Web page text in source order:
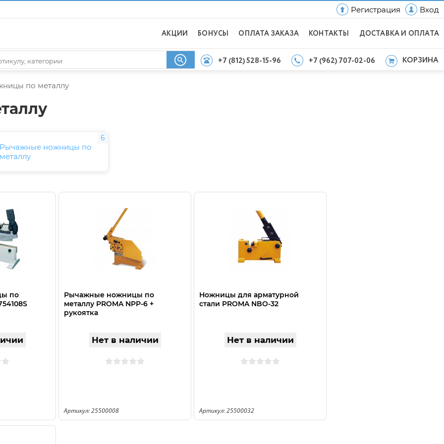
Регистрация Вход
АКЦИИ БОНУСЫ ОПЛАТА ЗАКАЗА КОНТАКТЫ ДОСТАВКА И ОПЛАТА
+7 (812) 528-15-96 +7 (962) 707-02-06 КОРЗИНА
по металлу
ножницы по
6
по
Рычажные ножницы по
металлу PROMA NPP-6 +
рукоятка
Нет в наличии
Артикул: 25500008
Ножницы для арматурной
стали PROMA NBO-32
Нет в наличии
Артикул: 25500032